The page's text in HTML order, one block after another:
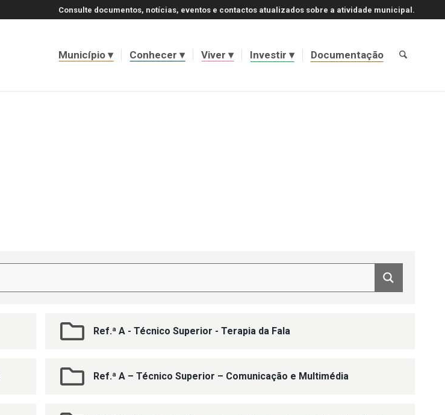
Consulte documentos, notícias, eventos e contactos atualizados sobre a atividade municipal.
Município Conhecer Viver Investir Documentação
Ref.ª A - Técnico Superior - Terapia da Fala
Ref.ª A – Técnico Superior – Comunicação e Multimédia